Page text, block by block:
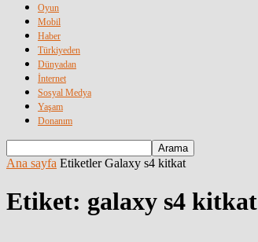
Oyun
Mobil
Haber
Türkiyeden
Dünyadan
İnternet
Sosyal Medya
Yaşam
Donanım
Ana sayfa Etiketler Galaxy s4 kitkat
Etiket: galaxy s4 kitkat